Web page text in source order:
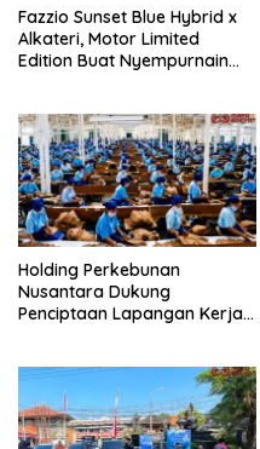
Fazzio Sunset Blue Hybrid x
Alkateri, Motor Limited
Edition Buat Nyempurnain
Holding Perkebunan
Nusantara Dukung
Penciptaan Lapangan Kerja,